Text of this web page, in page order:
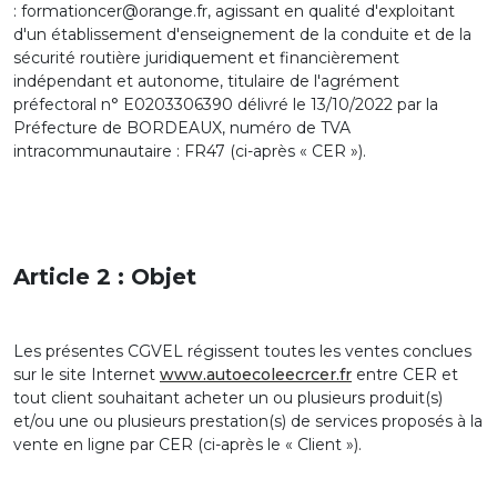
: formationcer@orange.fr, agissant en qualité d'exploitant
d'un établissement d'enseignement de la conduite et de la
sécurité routière juridiquement et financièrement
indépendant et autonome, titulaire de l'agrément
préfectoral n° E0203306390 délivré le 13/10/2022 par la
Préfecture de BORDEAUX, numéro de TVA
intracommunautaire : FR47 (ci-après « CER »).
Article 2 : Objet
Les présentes CGVEL régissent toutes les ventes conclues
sur le site Internet www.autoecoleecrcer.fr entre CER et
tout client souhaitant acheter un ou plusieurs produit(s)
et/ou une ou plusieurs prestation(s) de services proposés à la
vente en ligne par CER (ci-après le « Client »).